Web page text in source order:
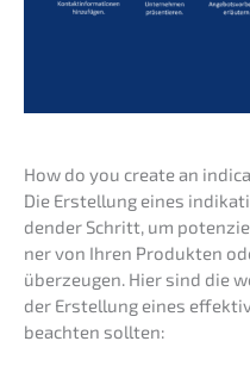
How do you create an
Die Erstel­lung eines
den­der Schritt, um
ner von Ihren Produk­ten
überzeu­gen. Hier sind die
der Erstel­lung eines
beach­ten sollten: